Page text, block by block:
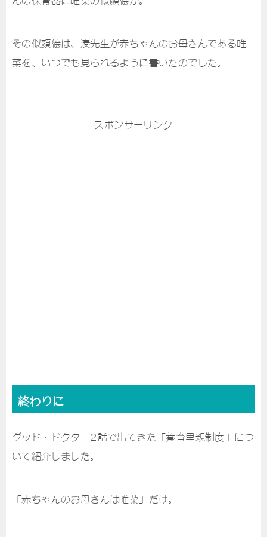
その似顔絵は、湊先生が赤ちゃんのお母さんである唯
菜を、いつでも見られるように書いたのでした。
スポンサーリンク
終わりに
グッド・ドクター2話で出てきた「養育里親制度」につ
いて紹介しました。
「赤ちゃんのお母さんは唯菜」だけ。